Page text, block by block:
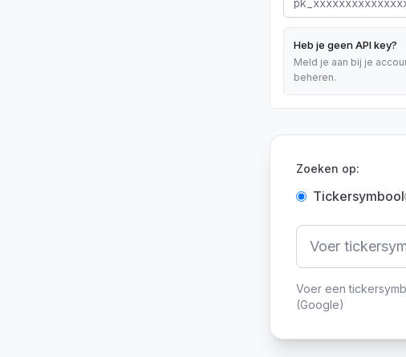
Heb je geen API key?
Meld je aan bij je
beheren.
Zoeken op:
Tickersymbool
Voer een
(Google)